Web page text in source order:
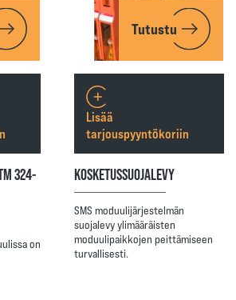
324-
on
Tutustu
KOSKETUSSUOJALEVY
SMS moduulijärjestelmän
suojalevy ylimääräisten
moduulipaikkojen peittämiseen
turvallisesti.
Lisää
tarjouspyyntökoriin